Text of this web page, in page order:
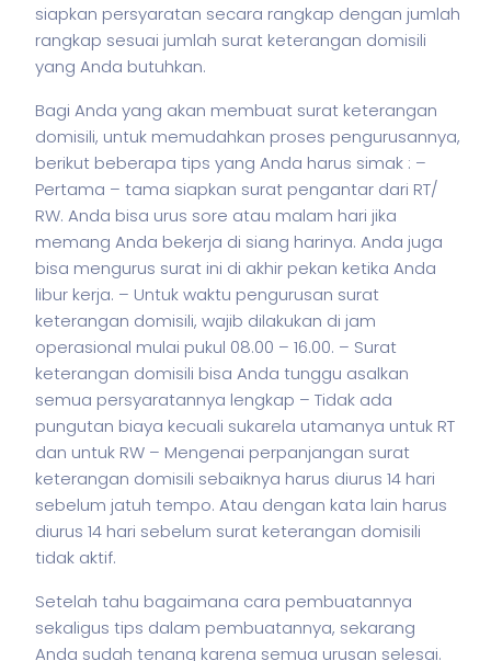
siapkan persyaratan secara rangkap dengan jumlah
rangkap sesuai jumlah surat keterangan domisili
yang Anda butuhkan.
Bagi Anda yang akan membuat surat keterangan
domisili, untuk memudahkan proses pengurusannya,
berikut beberapa tips yang Anda harus simak : –
Pertama – tama siapkan surat pengantar dari RT/
RW. Anda bisa urus sore atau malam hari jika
memang Anda bekerja di siang harinya. Anda juga
bisa mengurus surat ini di akhir pekan ketika Anda
libur kerja. – Untuk waktu pengurusan surat
keterangan domisili, wajib dilakukan di jam
operasional mulai pukul 08.00 – 16.00. – Surat
keterangan domisili bisa Anda tunggu asalkan
semua persyaratannya lengkap – Tidak ada
pungutan biaya kecuali sukarela utamanya untuk RT
dan untuk RW – Mengenai perpanjangan surat
keterangan domisili sebaiknya harus diurus 14 hari
sebelum jatuh tempo. Atau dengan kata lain harus
diurus 14 hari sebelum surat keterangan domisili
tidak aktif.
Setelah tahu bagaimana cara pembuatannya
sekaligus tips dalam pembuatannya, sekarang
Anda sudah tenang karena semua urusan selesai.